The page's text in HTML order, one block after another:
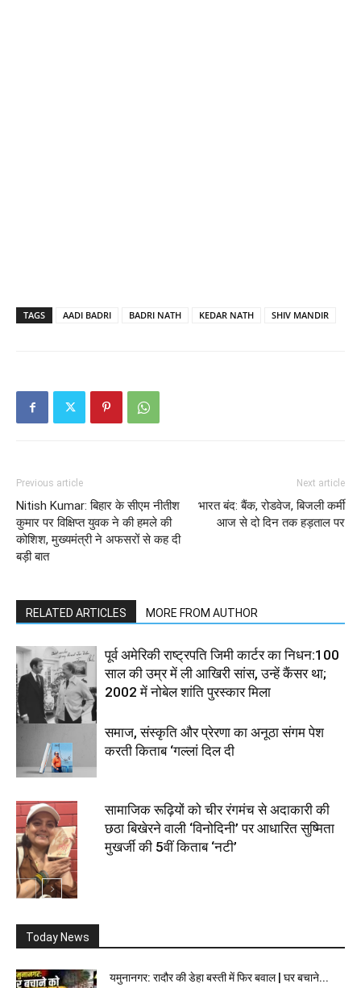
TAGS AADI BADRI BADRI NATH KEDAR NATH SHIV MANDIR
Previous article
Nitish Kumar: बिहार के सीएम नीतीश
कुमार पर विक्षिप्त युवक ने की हमले की
कोश‍िश, मुख्‍यमंत्री ने अफसरों से कह दी
बड़ी बात
Next article
भारत बंद: बैंक, रोडवेज, बिजली कर्मी
आज से दो दिन तक हड़ताल पर
RELATED ARTICLES MORE FROM AUTHOR
पूर्व अमेरिकी राष्ट्रपति जिमी कार्टर का निधन:100
साल की उम्र में ली आखिरी सांस, उन्हें कैंसर था;
2002 में नोबेल शांति पुरस्कार मिला
समाज, संस्कृति और प्रेरणा का अनूठा संगम पेश
करती किताब ‘गल्लां दिल दी
सामाजिक रूढ़ियों को चीर रंगमंच से अदाकारी की
छठा बिखेरने वाली ‘विनोदिनी’ पर आधारित सुष्मिता
मुखर्जी की 5वीं किताब ‘नटी’
Today News
यमुनानगर: रादौर की डेहा बस्ती में फिर बवाल | घर बचाने...